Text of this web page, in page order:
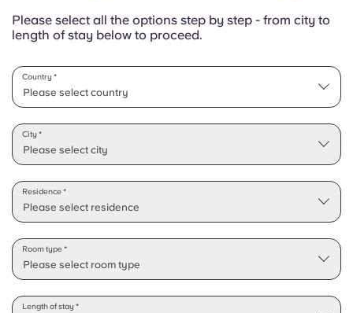
Please select all the options step by step - from city to
length of stay below to proceed.
Please select country
Country *
Please select state
Please select city
City *
Please select residence
Residence *
Please select room type
Room type *
Length of stay *